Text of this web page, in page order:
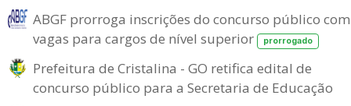
ABGF prorroga inscrições do concurso público com
vagas para cargos de nível superior
prorrogado
Prefeitura de Cristalina - GO retifica edital de
concurso público para a Secretaria de Educação